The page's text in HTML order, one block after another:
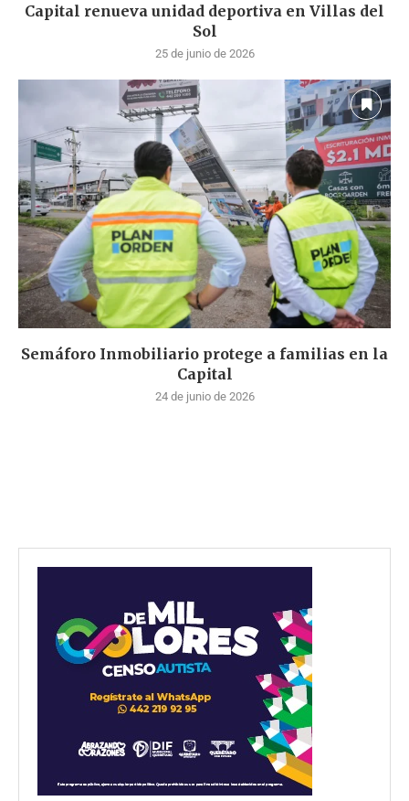
Capital renueva unidad deportiva en Villas del
Sol
25 de junio de 2026
Semáforo Inmobiliario protege a familias en la
Capital
24 de junio de 2026